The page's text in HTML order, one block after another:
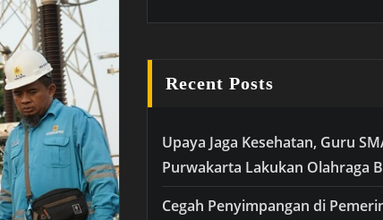
Recent Posts
Upaya Jaga Kesehatan, Guru
Purwakarta Lakukan Olahraga
Cegah Penyimpangan di